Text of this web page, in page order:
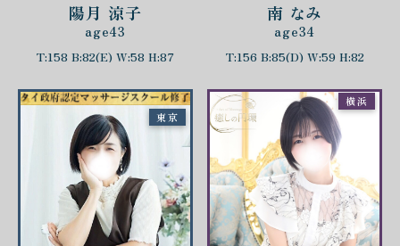
陽月 涼子
age43
T:158 B:82(E) W:58 H:87
南 なみ
age34
T:156 B:85(D) W:59 H:82
東京
横浜